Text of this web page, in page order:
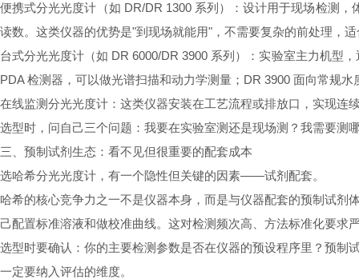
便携式分光光度计（如 DR/DR 1300 系列）：设计用于现场检测
读数。这类仪器的优势是"到现场就能用"，不需要复杂的前处理，
台式分光光度计（如 DR 6000/DR 3900 系列）：实验室主力机型
PDA 检测器，可以做光谱扫描和动力学测量；DR 3900 面向常规
在线监测分光光度计：这类仪器安装在工艺流程或排放口，实现连
选型时，问自己三个问题：我要在实验室测还是现场测？我需要
三、预制试剂生态：看不见但很重要的配套成本
选哈希分光光度计，有一个隐性但关键的因素——试剂配套。
哈希的核心竞争力之一不是仪器本身，而是与仪器配套的预制试
己配置标准溶液和做校准曲线。这对检测频次高、方法标准化要
选型时要确认：你的主要检测参数是否在仪器的预设程序里？预
一定要纳入评估的维度。